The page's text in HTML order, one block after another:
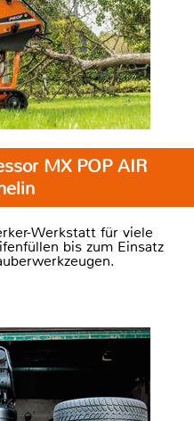
MX POP AIR
Werkstatt für viele
bis zum Einsatz